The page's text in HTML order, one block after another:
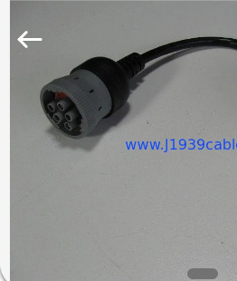
ÜRÜN:%
HAKKIMIZDA
2018
j1939cable.com.
Reserved.
Developed